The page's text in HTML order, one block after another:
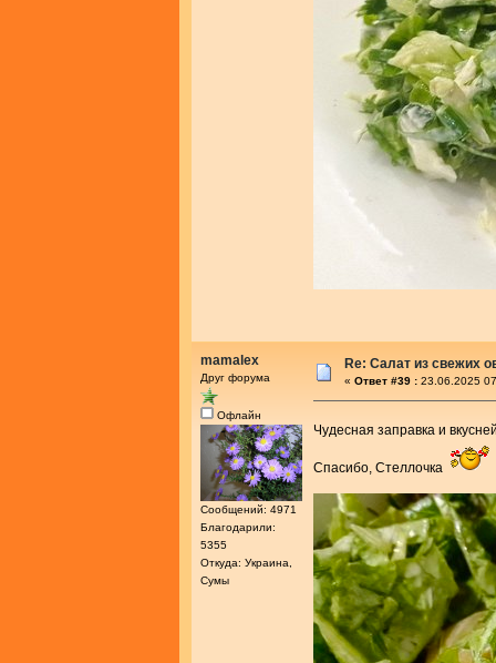
mamalex
Друг форума
Офлайн
Сообщений: 4971
Благодарили:
5355
Откуда: Украина,
Сумы
Re: Салат из свежих
« Ответ #39 : 23.06.2025
Чудесная заправка и
Спасибо, Стеллочка